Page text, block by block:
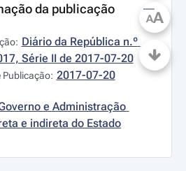
da publicação
Diário da República n.º
Série II de 2017-07-20
Publicação: 2017-07-20
e Administração
e indireta do Estado
AA